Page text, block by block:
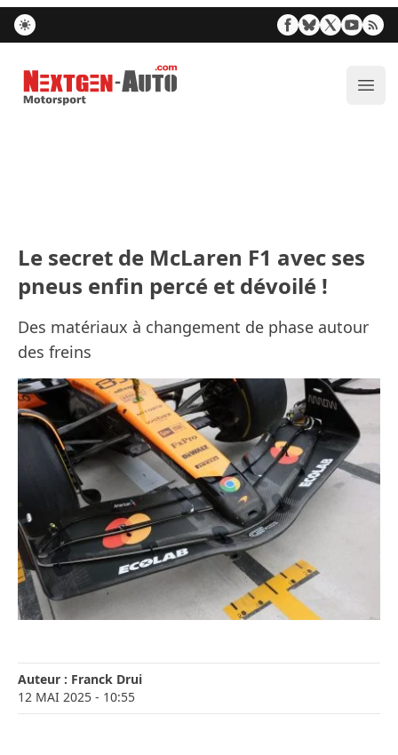
Nextgen-Auto.com
Le secret de McLaren F1 avec ses
pneus enfin percé et dévoilé !
Des matériaux à changement de phase autour
des freins
Auteur : Franck Drui
12 MAI 2025 - 10:55